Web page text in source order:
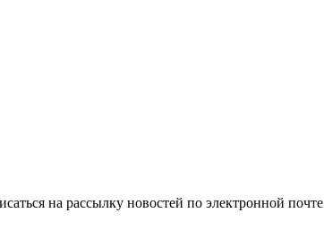
на рассылку новостей по электронной почте